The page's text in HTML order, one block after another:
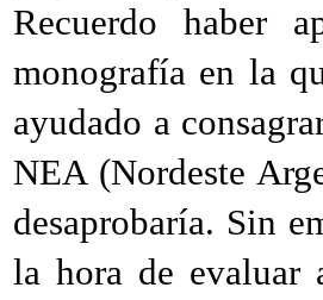
Recuerdo haber
monografía en la
ayudado a
NEA (Nordeste
desaprobaría. Sin
la hora de